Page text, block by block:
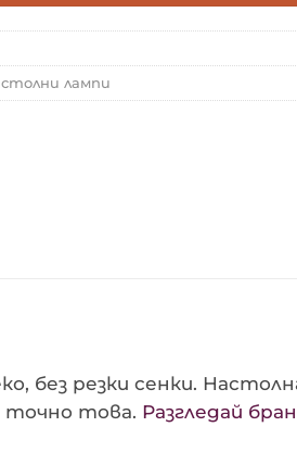
лампи
без резки сенки.
точно това. Разгледай